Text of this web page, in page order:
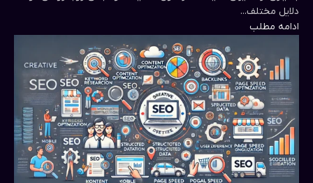
دلایل مختلف...
ادامه مطلب